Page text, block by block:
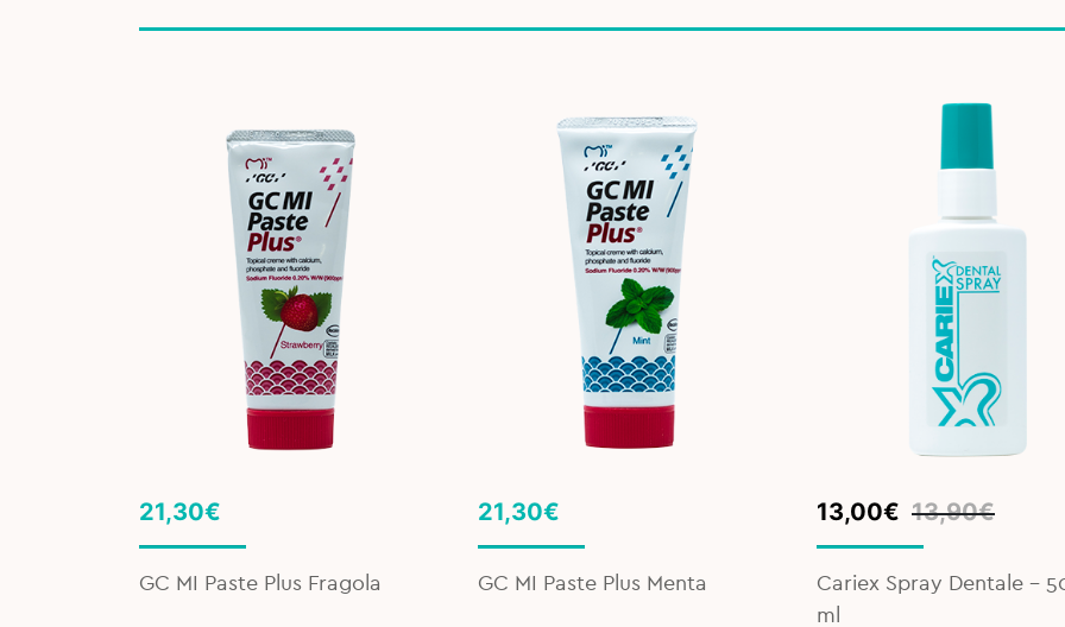
21,30€
GC MI Paste Plus Fragola
21,30€
GC MI Paste Plus Menta
13,90€
Original
price
was:
13,90€.
13,00€
Current
price
13,00€.
Cariex Spray Dentale -
ml